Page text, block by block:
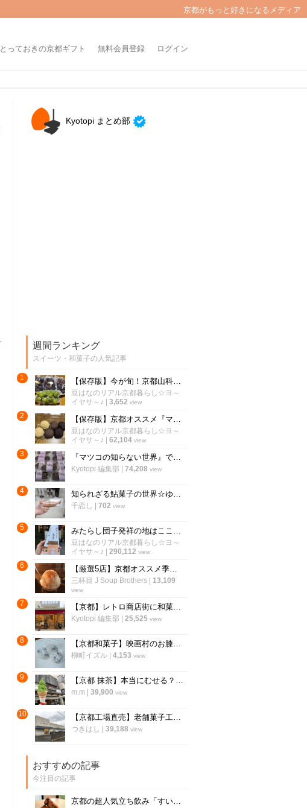
京都がもっと好きになるメディア
とっておきの京都ギフト 無料会員登録 ログイン
Kyotopi まとめ部
週間ランキング
スイーツ・和菓子の人気記事
1 【保存版】今が旬！京都山科オススメの穴場ぶどう直売所☆シャインマスカット他【厳選３】
豆はなのリアル京都暮らし☆ヨ～
イヤサ～♪
3,652 view
2 【保存版】京都オススメ『マツコの知らない世界』で紹介された絶品和菓子【厳選４店】
豆はなのリアル京都暮らし☆ヨ～
イヤサ～♪
62,104 view
3 『マツコの知らない世界』で大絶賛のおはぎ！京都「いととめのぼたもち 」に密着！
Kyotopi 編集部 74,208 view
4 知られざる鮎菓子の世界☆ゆんたびグルメツアーズ「京都・若鮎ツアー」開催☆
千恋し 702 view
5 みたらし団子発祥の地はここ京都！世界遺産 下鴨神社門前にたたずむ甘味処「加茂みたらし茶屋」
豆はなのリアル京都暮らし☆ヨ～
イヤサ～♪
290,112 view
6 【厳選5店】京都オススメ季節限定フルーツ☆和菓子老舗かき氷使用いちじく～ぶどう農園他
三杯目 J Soup Brothers| 13,109
view
7 【京都】レトロ商店街に和菓子の工場直売所がオープン！直売価格で買い過ぎ注意！「あわしま堂」
Kyotopi 編集部 25,525 view
8 【京都和菓子】映画村のお膝元・太秦にも名物「豆大福」が！「うずまさふたば」
柳町イズル| 4,153 view
9 【京都 抹茶】本当にむせる？！宇治抹茶ソフトクリームが話題！「ますだ茶舗」【宇治】
m.m 39,900 view
10 【京都工場直売】老舗菓子工場のアウトレット自販機を発見！「石田老舗」
つきはし 39,188 view
おすすめの記事
今注目の記事
京都の超人気立ち飲み「すいば」が美味しい『から揚げ』の作り方を伝授！